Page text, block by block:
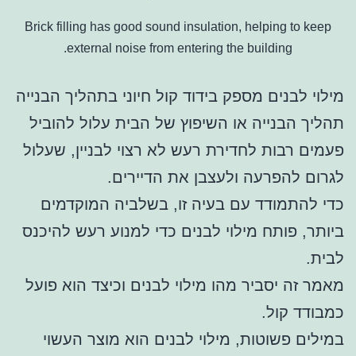
Brick filling has good sound insulation, helping to keep
external noise from entering the building.
מילוי לבנים מספק בידוד קול חיוני בתהליך הבנייה
תהליך הבנייה או השיפוץ של הבית עלול להוביל
פעמים רבות לחדירת רעש לא רצוי לבניין, שעלול
לגרום להפרעה ולעצבן את הדיירים.
כדי להתמודד עם בעיה זו, בשלביה המוקדמים
ביותר, פותח מילוי לבנים כדי למנוע רעש להיכנס
לבית.
מאמר זה יסביר מהו מילוי לבנים וכיצד הוא פועל
כמבודד קול.
במילים פשוטות, מילוי לבנים הוא מוצר העשוי